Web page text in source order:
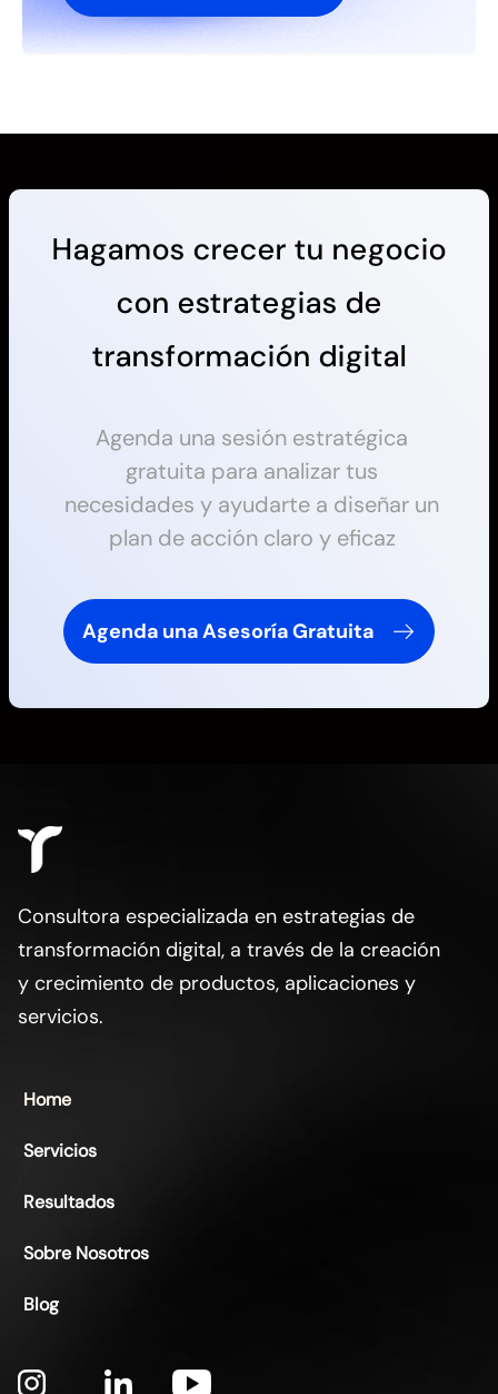
Hagamos crecer tu negocio
con estrategias de
transformación digital
Agenda una sesión estratégica
gratuita para analizar tus
necesidades y ayudarte a diseñar un
plan de acción claro y eficaz
Agenda una Asesoría Gratuita
Consultora especializada en estrategias de
transformación digital, a través de la creación
y crecimiento de productos, aplicaciones y
servicios.
Home
Servicios
Resultados
Sobre Nosotros
Blog